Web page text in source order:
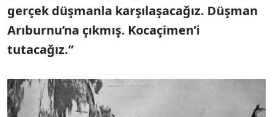
gerçek düşmanla karşılaşacağız. Düşman
Arıburnu’na çıkmış. Kocaçimen’i
tutacağız.”